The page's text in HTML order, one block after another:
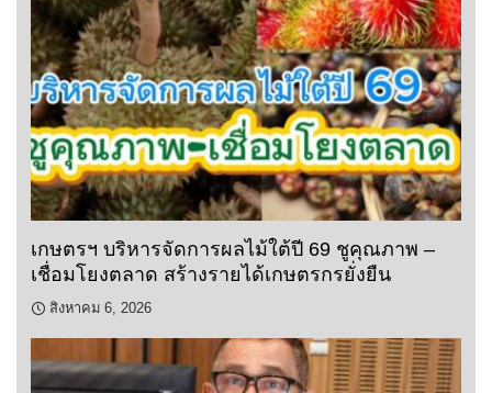
เกษตรฯ บริหารจัดการผลไม้ใต้ปี 69 ชูคุณภาพ –
เชื่อมโยงตลาด สร้างรายได้เกษตรกรยั่งยืน
สิงหาคม 6, 2026